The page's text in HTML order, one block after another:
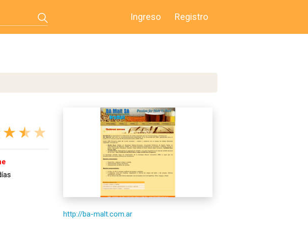
Ingreso Registro
http://ba-malt.com.ar